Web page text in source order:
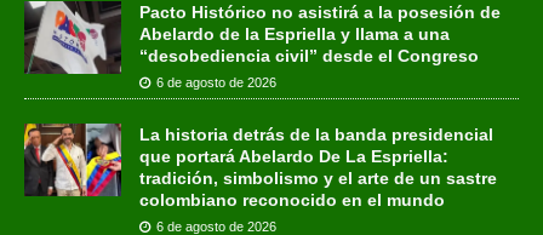
Pacto Histórico no asistirá a la posesión de
Abelardo de la Espriella y llama a una
“desobediencia civil” desde el Congreso
6 de agosto de 2026
La historia detrás de la banda presidencial
que portará Abelardo De La Espriella:
tradición, simbolismo y el arte de un sastre
colombiano reconocido en el mundo
6 de agosto de 2026